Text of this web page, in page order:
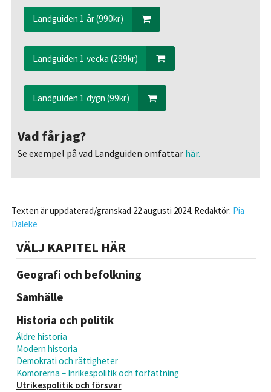
Landguiden 1 år (990kr)
Landguiden 1 vecka (299kr)
Landguiden 1 dygn (99kr)
Vad får jag?
Se exempel på vad Landguiden omfattarhär.
Texten är uppdaterad/granskad 22 augusti 2024. Redaktör: Pia
Daleke
VÄLJ KAPITEL HÄR
Geografi och befolkning
Samhälle
Historia och politik
Äldre historia
Modern historia
Demokrati och rättigheter
Komorerna – Inrikespolitik och författning
Utrikespolitik och försvar